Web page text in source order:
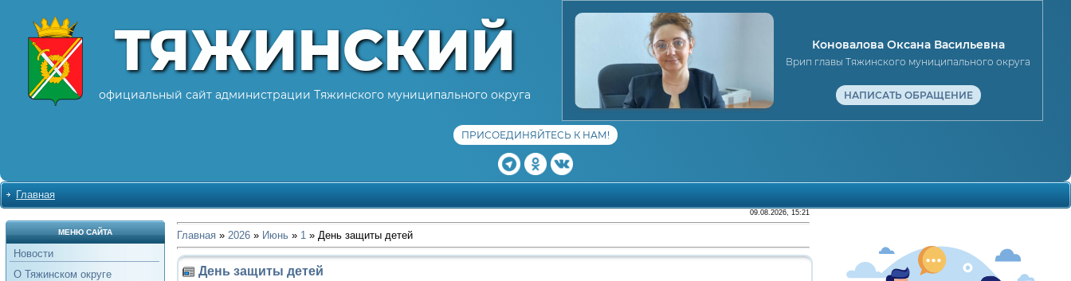
ТЯЖИНСКИЙ
официальный сайт администрации Тяжинского муниципального округа
Коновалова Оксана Васильевна
Врип главы Тяжинского муниципального округа
НАПИСАТЬ ОБРАЩЕНИЕ
ПРИСОЕДИНЯЙТЕСЬ К НАМ!
Главная
МЕНЮ САЙТА
Новости
О Тяжинском округе
09.08.2026, 15:21
Главная» 2026 » Июнь » 1» День защиты детей
День защиты детей